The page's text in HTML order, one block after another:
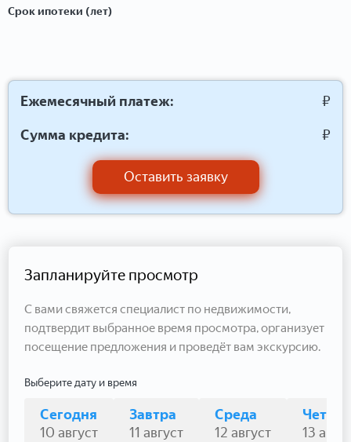
Срок ипотеки (лет)
Ежемесячный платеж:
₽
Сумма кредита:
₽
Оставить заявку
Запланируйте просмотр
С вами свяжется специалист по недвижимости,
подтвердит выбранное время просмотра, организует
посещение предложения и проведёт вам экскурсию.
Выберите дату и время
Сегодня
10 август
Завтра
11 август
Среда
12 август
13